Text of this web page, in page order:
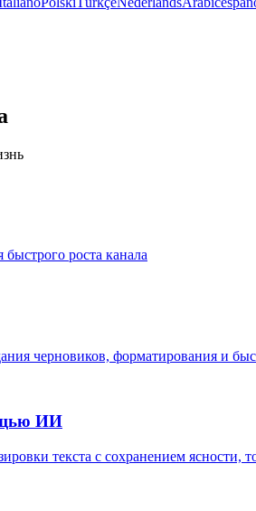
роста канала
черновиков, форматирования и
ИИ
текста с сохранением ясности,